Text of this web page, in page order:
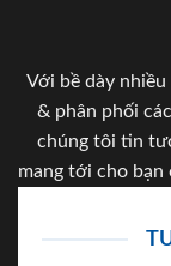
Với bề dày
& phân phối
chúng tôi tin
mang tới cho bạn